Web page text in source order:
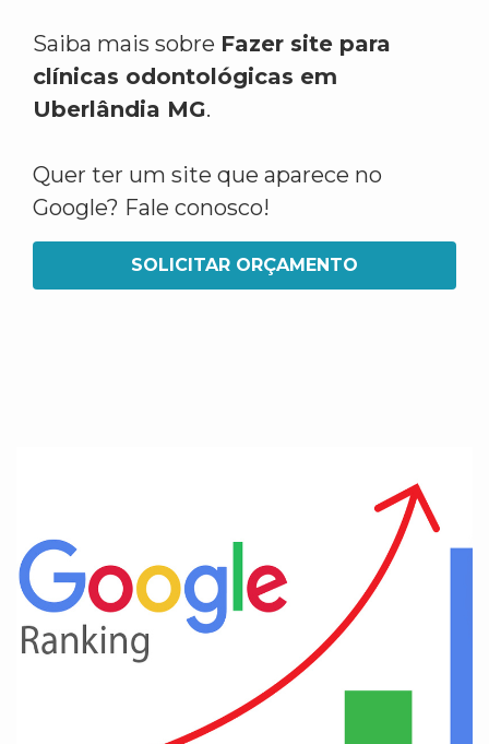
Saiba mais sobre Fazer site para
clínicas odontológicas em
Uberlândia MG.
Quer ter um site que aparece no
Google? Fale conosco!
SOLICITAR ORÇAMENTO